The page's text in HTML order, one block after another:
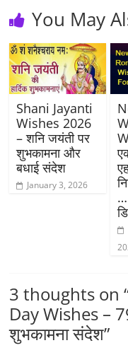
You May
Shani Jayanti
Wishes 2026
– शनि जयंती पर
शुभकामना और
बधाई संदेश
January 3, 2026
3 thoughts on
Day Wishes –
शुभकामना संदेश”